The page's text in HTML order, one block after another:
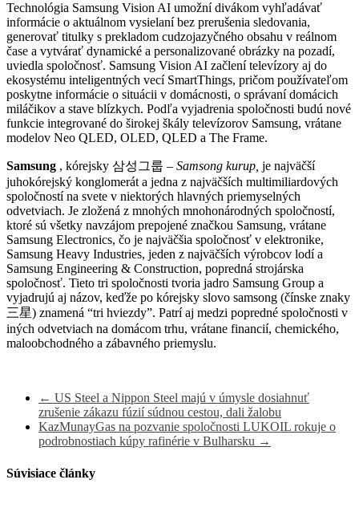
Technológia Samsung Vision AI umožní divákom vyhľadávať
informácie o aktuálnom vysielaní bez prerušenia sledovania,
generovať titulky s prekladom cudzojazyčného obsahu v reálnom
čase a vytvárať dynamické a personalizované obrázky na pozadí,
uviedla spoločnosť. Samsung Vision AI začlení televízory aj do
ekosystému inteligentných vecí SmartThings, pričom používateľom
poskytne informácie o situácii v domácnosti, o správaní domácich
miláčikov a stave blízkych. Podľa vyjadrenia spoločnosti budú nové
funkcie integrované do širokej škály televízorov Samsung, vrátane
modelov Neo QLED, OLED, QLED a The Frame.
Samsung , kórejsky 삼성그룹 – Samsong kurup, je najväčší
juhokórejský konglomerát a jedna z najväčších multimiliardových
spoločností na svete v niektorých hlavných priemyselných
odvetviach. Je zložená z mnohých mnohonárodných spoločností,
ktoré sú všetky navzájom prepojené značkou Samsung, vrátane
Samsung Electronics, čo je najväčšia spoločnosť v elektronike,
Samsung Heavy Industries, jeden z najväčších výrobcov lodí a
Samsung Engineering & Construction, popredná strojárska
spoločnosť. Tieto tri spoločnosti tvoria jadro Samsung Group a
vyjadrujú aj názov, keďže po kórejsky slovo samsong (čínske znaky
三星) znamená “tri hviezdy”. Patrí aj medzi popredné spoločnosti v
iných odvetviach na domácom trhu, vrátane financií, chemického,
maloobchodného a zábavného priemyslu.
← US Steel a Nippon Steel majú v úmysle dosiahnuť
zrušenie zákazu fúzií súdnou cestou, dali žalobu
KazMunayGas na pozvanie spoločnosti LUKOIL rokuje o
podrobnostiach kúpy rafinérie v Bulharsku →
Súvisiace články